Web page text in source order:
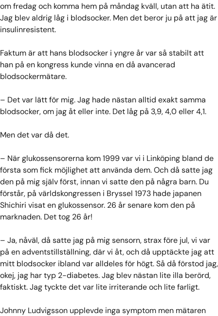
om fredag och komma hem på måndag kväll, utan att ha ätit.
Jag blev aldrig låg i blodsocker. Men det beror ju på att jag är
insulinresistent.
Faktum är att hans blodsocker i yngre år var så stabilt att
han på en kongress kunde vinna en då avancerad
blodsockermätare.
– Det var lätt för mig. Jag hade nästan alltid exakt samma
blodsocker, om jag åt eller inte. Det låg på 3,9, 4,0 eller 4,1.
Men det var då det.
– När glukossensorerna kom 1999 var vi i Linköping bland de
första som fick möjlighet att använda dem. Och då satte jag
den på mig själv först, innan vi satte den på några barn. Du
förstår, på världskongressen i Bryssel 1973 hade japanen
Shichiri visat en glukossensor. 26 år senare kom den på
marknaden. Det tog 26 år!
– Ja, nåväl, då satte jag på mig sensorn, strax före jul, vi var
på en adventstillställning, där vi åt, och då upptäckte jag att
mitt blodsocker ibland var alldeles för högt. Så då förstod jag,
okej, jag har typ 2-diabetes. Jag blev nästan lite illa berörd,
faktiskt. Jag tyckte det var lite irriterande och lite farligt.
Johnny Ludvigsson upplevde inga symptom men mätaren